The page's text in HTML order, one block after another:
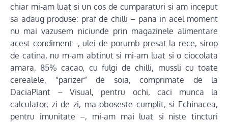
chiar mi-am luat si un cos de cumparaturi si am inceput
sa adaug produse: praf de chilli – pana in acel moment
nu mai vazusem niciunde prin magazinele alimentare
acest condiment -, ulei de porumb presat la rece, sirop
de catina, nu m-am abtinut si mi-am luat si o ciocolata
amara, 85% cacao, cu fulgi de chilli, mussli cu toate
cerealele, “parizer” de soia, comprimate de la
DaciaPlant – Visual, pentru ochi, caci munca la
calculator, zi de zi, ma oboseste cumplit, si Echinacea,
pentru imunitate –, mi-am mai luat si niste tincturi